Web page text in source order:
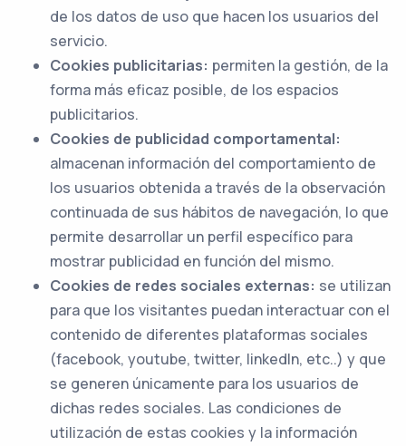
de los datos de uso que hacen los usuarios del
servicio.
Cookies publicitarias: permiten la gestión, de la
forma más eficaz posible, de los espacios
publicitarios.
Cookies de publicidad comportamental:
almacenan información del comportamiento de
los usuarios obtenida a través de la observación
continuada de sus hábitos de navegación, lo que
permite desarrollar un perfil específico para
mostrar publicidad en función del mismo.
Cookies de redes sociales externas: se utilizan
para que los visitantes puedan interactuar con el
contenido de diferentes plataformas sociales
(facebook, youtube, twitter, linkedIn, etc..) y que
se generen únicamente para los usuarios de
dichas redes sociales. Las condiciones de
utilización de estas cookies y la información